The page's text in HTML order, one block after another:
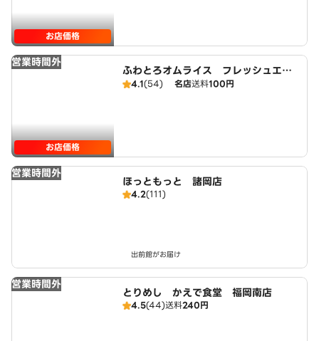
お店価格
営業時間外
お店価格
ふわとろオムライス フレッシュエッ
グス 大橋店
4.1(54) 名店送料100円
営業時間外
ほっともっと 諸岡店
4.2(111)
出前館がお届け
営業時間外
とりめし かえで食堂 福岡南店
4.5(44)送料240円